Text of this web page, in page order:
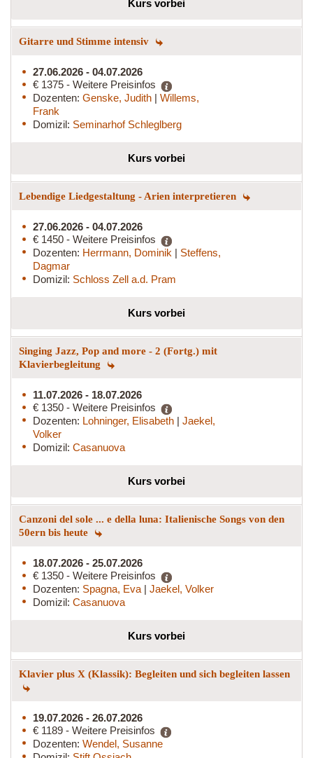
Kurs vorbei
Gitarre und Stimme intensiv
27.06.2026 - 04.07.2026
€ 1375 - Weitere Preisinfos
Dozenten: Genske, Judith | Willems,
Frank
Domizil: Seminarhof Schleglberg
Kurs vorbei
Lebendige Liedgestaltung - Arien interpretieren
27.06.2026 - 04.07.2026
€ 1450 - Weitere Preisinfos
Dozenten: Herrmann, Dominik | Steffens,
Dagmar
Domizil: Schloss Zell a.d. Pram
Kurs vorbei
Singing Jazz, Pop and more - 2 (Fortg.) mit
Klavierbegleitung
11.07.2026 - 18.07.2026
€ 1350 - Weitere Preisinfos
Dozenten: Lohninger, Elisabeth | Jaekel,
Volker
Domizil: Casanuova
Kurs vorbei
Canzoni del sole ... e della luna: Italienische Songs von den
50ern bis heute
18.07.2026 - 25.07.2026
€ 1350 - Weitere Preisinfos
Dozenten: Spagna, Eva | Jaekel, Volker
Domizil: Casanuova
Kurs vorbei
Klavier plus X (Klassik): Begleiten und sich begleiten lassen
19.07.2026 - 26.07.2026
€ 1189 - Weitere Preisinfos
Dozenten: Wendel, Susanne